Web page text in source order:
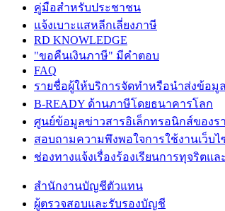
คู่มือสำหรับประชาชน
แจ้งเบาะแสหลีกเลี่ยงภาษี
RD KNOWLEDGE
"ขอคืนเงินภาษี" มีคำตอบ
FAQ
รายชื่อผู้ให้บริการจัดทำหรือนำส่งข้อมู
B-READY ด้านภาษีโดยธนาคารโลก
ศูนย์ข้อมูลข่าวสารอิเล็กทรอนิกส์ของร
สอบถามความพึงพอใจการใช้งานเว็บไ
ช่องทางแจ้งเรื่องร้องเรียนการทุจริต
สำนักงานบัญชีตัวแทน
ผู้ตรวจสอบและรับรองบัญชี